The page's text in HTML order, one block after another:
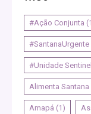
#Ação Conjunta
#SantanaUrgente
#Unidade
Alimenta Santana
Amapá (1)